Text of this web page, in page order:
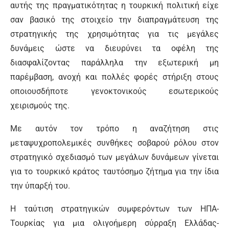
αυτής της πραγματικότητας η τουρκική πολιτική είχε
σαν βασικό της στοιχείο την διαπραγμάτευση της
στρατηγικής της χρησιμότητας για τις μεγάλες
δυνάμεις ώστε να διευρύνει τα οφέλη της
διασφαλίζοντας παράλληλα την εξωτερική μη
παρέμβαση, ανοχή και πολλές φορές στήριξη στους
οποιουσδήποτε γενοκτονικούς εσωτερικούς
χειρισμούς της.
Με αυτόν τον τρόπο η αναζήτηση στις
μεταψυχροπολεμικές συνθήκες σοβαρού ρόλου στον
στρατηγικό σχεδιασμό των μεγάλων δυνάμεων γίνεται
για το τουρκικό κράτος ταυτόσημο ζήτημα για την ίδια
την ύπαρξή του.
Η ταύτιση στρατηγικών συμφερόντων των ΗΠΑ-
Τουρκίας για μια ολιγοήμερη σύρραξη Ελλάδας-